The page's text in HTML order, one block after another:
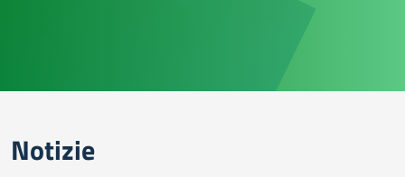
Notizie